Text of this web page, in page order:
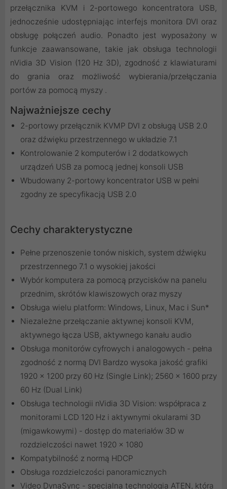
przełącznika KVM i 2-portowego koncentratora USB,
jednocześnie udostępniając interfejs monitora DVI oraz
obsługę połączeń audio. Ponadto jest wyposażony w
funkcje zaawansowane, takie jak obsługa technologii
nVidia 3D Vision (120 Hz 3D), zgodność z klawiaturami
do grania oraz możliwość wybierania/przełączania
portów za pomocą myszy .
Najważniejsze cechy
2-portowy przełącznik KVMP DVI z obsługą USB 2.0
oraz dźwięku przestrzennego w układzie 7.1
Kontrolowanie 2 komputerów i 2 dodatkowych
urządzeń USB za pomocą jednej konsoli USB
Wbudowany 2-portowy koncentrator USB w pełni
zgodny ze specyfikacją USB 2.0
Cechy charakterystyczne
Pełne przenoszenie tonów niskich, system dźwięku
przestrzennego 7.1 o wysokiej jakości
Wybór komputera za pomocą przycisków na panelu
przednim, skrótów klawiszowych oraz myszy
Obsługa wielu platform: Windows, Linux, Mac i Sun*
Niezależne przełączanie aktywnej konsoli KVM,
aktywnego łącza USB, aktywnego kanału audio
Obsługa monitorów cyfrowych i analogowych - pełna
zgodność z normą DVI Bardzo wysoka jakość grafiki
1920 x 1200 przy 60 Hz (Single Link); 2560 x 1600 przy
60 Hz (Dual Link)
Obsługa technologii nVidia 3D Vision: współpraca z
monitorami LCD 120 Hz i aktywnymi okularami 3D
(migawkowymi) - dostęp do materiałów 3D w
rozdzielczości nawet 1920 x 1080
Kompatybilność z normą HDCP
Obsługa rozdzielczości panoramicznych
Video DynaSync - specjalna technologia ATEN, która